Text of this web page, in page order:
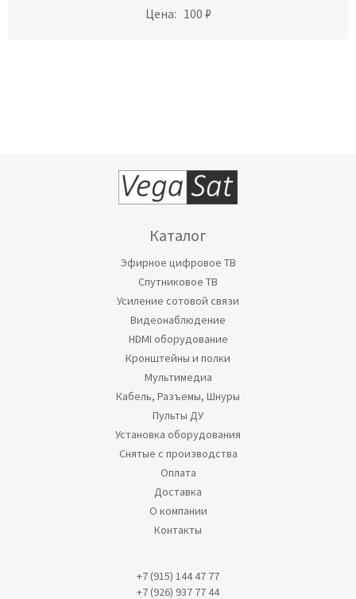
Цена: 100 ₽
Каталог
Эфирное цифровое ТВ
Спутниковое ТВ
Усиление сотовой связи
Видеонаблюдение
HDMI оборудование
Кронштейны и полки
Мультимедиа
Кабель, Разъемы, Шнуры
Пульты ДУ
Установка оборудования
Снятые с производства
Оплата
Доставка
О компании
Контакты
+7 (915) 144 47 77
+7 (926) 937 77 44